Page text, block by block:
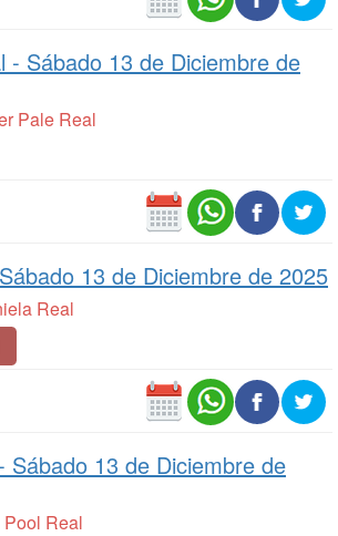
- Sábado 13 de Diciembre de
Pale Real
Sábado 13 de Diciembre de 2025
Real
Sábado 13 de Diciembre de
Real